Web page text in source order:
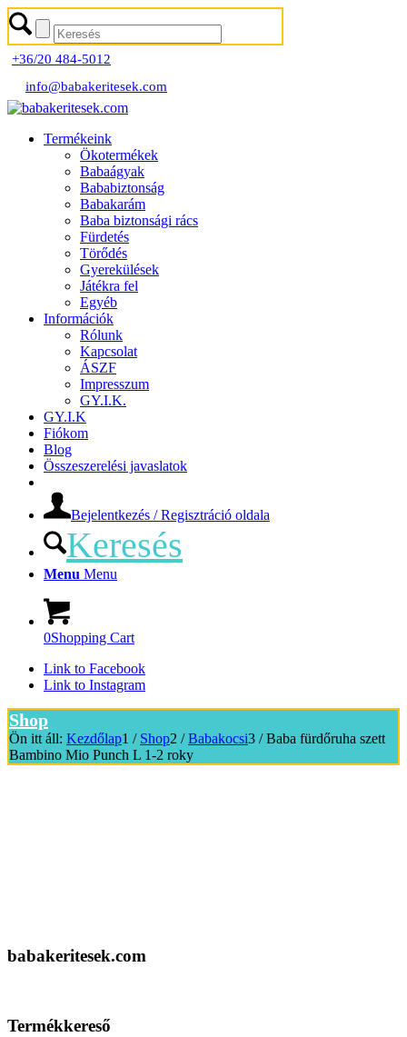
+36/20 484-5012
info@babakeritesek.com
Termékeink
Ökotermékek
Babaágyak
Bababiztonság
Babakarám
Baba biztonsági rács
Fürdetés
Törődés
Gyerekülések
Játékra fel
Egyéb
Információk
Rólunk
Kapcsolat
ÁSZF
Impresszum
GY.I.K.
GY.I.K
Fiókom
Blog
Összeszerelési javaslatok
Bejelentkezés / Regisztráció oldala
Keresés
Menu Menu
0Shopping Cart
Link to Facebook
Link to Instagram
Shop
Ön itt áll: Kezdőlap1 / Shop2 / Babakocsi3 / Baba fürdőruha szett
Bambino Mio Punch L 1-2 roky
babakeritesek.com
Termékkereső